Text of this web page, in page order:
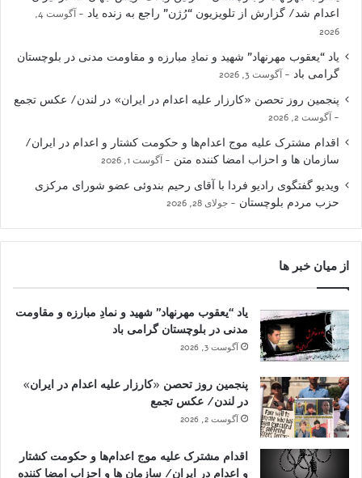
اعدام شد/ گزارش از تلویزیون “رُژن” راجع به زنده یاد
آگوست 4,
2026
یاد “یعقوب مهرنهاد” شهید و نمادِ مبارزه و مقاومت مدنی در بلوچستان
گرامی باد
آگوست 3, 2026
پنجمین روز تحصن «کارزار علیه اعدام در ایران» در لندن/ عکس تجمع
آگوست 2, 2026
اقدام مشترک علیه موج اعدام‌ها و حکومت کشتار و اعدام در ایران/
سازمان ها و احزاب امضا کننده متن
آگوست 1, 2026
ویدیو گفتگوی رادیو فردا با آقای رحیم بندوئی عضو شورای مرکزی
حزب مردم بلوچستان
جولای 28, 2026
از میان خبر ها
یاد “یعقوب مهرنهاد” شهید و نمادِ مبارزه و مقاومت
مدنی در بلوچستان گرامی باد
آگوست 3, 2026
پنجمین روز تحصن «کارزار علیه اعدام در ایران»
در لندن/ عکس تجمع
آگوست 2, 2026
اقدام مشترک علیه موج اعدام‌ها و حکومت کشتار
و اعدام در ایران/ سازمان ها و احزاب امضا کننده